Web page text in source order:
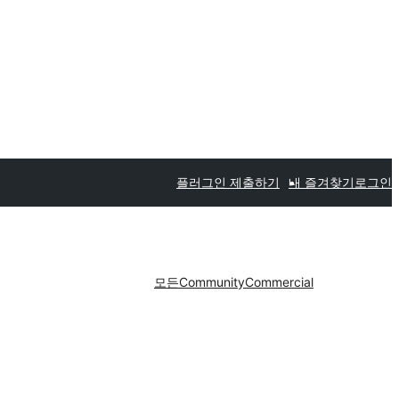
플러그인 제출하기 내 즐겨찾기 로그인
모든CommunityCommercial